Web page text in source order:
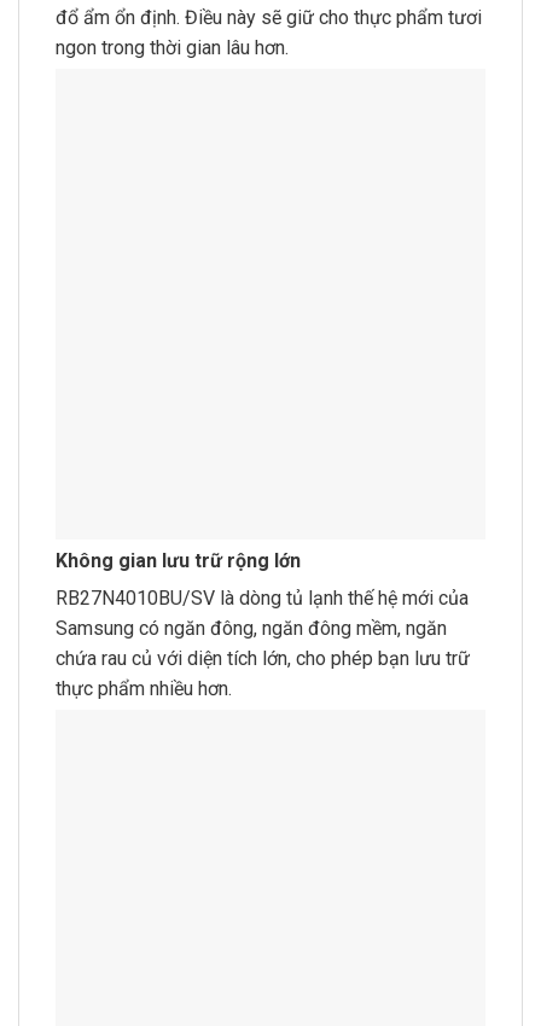
đổ ẩm ổn định. Điều này sẽ giữ cho thực phẩm tươi
ngon trong thời gian lâu hơn.
Không gian lưu trữ rộng lớn
RB27N4010BU/SV là dòng tủ lạnh thế hệ mới của
Samsung có ngăn đông, ngăn đông mềm, ngăn
chứa rau củ với diện tích lớn, cho phép bạn lưu trữ
thực phẩm nhiều hơn.